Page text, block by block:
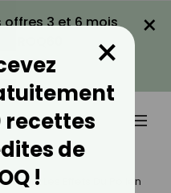
offres 3 et 6 mois
×
Les Effets Du Pollen
recettes
de
!
×